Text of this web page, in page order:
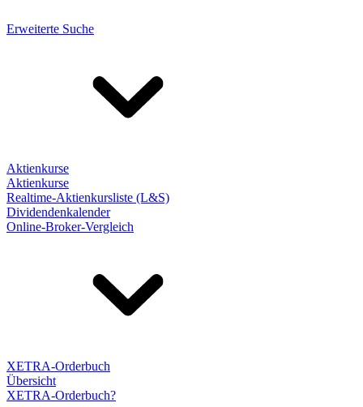
Erweiterte Suche
Aktienkurse
Aktienkurse
Realtime-Aktienkursliste (L&S)
Dividendenkalender
Online-Broker-Vergleich
XETRA-Orderbuch
Übersicht
XETRA-Orderbuch?